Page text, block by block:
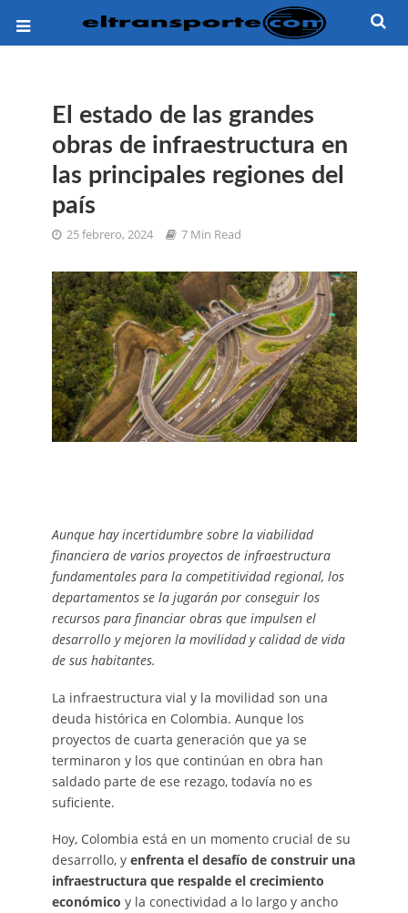
El estado de las grandes
obras de infraestructura en
las principales regiones del
país
25 febrero, 2024 7 Min Read
Aunque hay incertidumbre sobre la viabilidad
financiera de varios proyectos de infraestructura
fundamentales para la competitividad regional, los
departamentos se la jugarán por conseguir los
recursos para financiar obras que impulsen el
desarrollo y mejoren la movilidad y calidad de vida
de sus habitantes.
La infraestructura vial y la movilidad son una
deuda histórica en Colombia. Aunque los
proyectos de cuarta generación que ya se
terminaron y los que continúan en obra han
saldado parte de ese rezago, todavía no es
suficiente.
Hoy, Colombia está en un momento crucial de su
desarrollo, y enfrenta el desafío de construir una
infraestructura que respalde el crecimiento
económico y la conectividad a lo largo y ancho